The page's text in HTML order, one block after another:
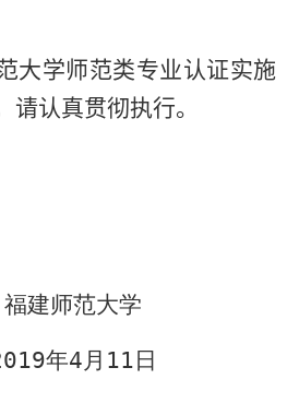
大学师范类专业认证实施
请认真贯彻执行。
福建师范大学
年4月 11 日